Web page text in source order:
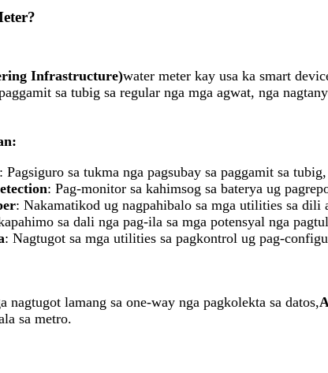
Infrastructure)water meter kay usa ka smart
sa tubig sa regular nga mga agwat, nga
: Pagsiguro sa tukma nga pagsubay sa paggamit sa
: Pag-monitor sa kahimsog sa baterya ug
: Nakamatikod ug nagpahibalo sa mga utilities sa dili
sa dali nga pag-ila sa mga potensyal nga
: Nagtugot sa mga utilities sa pagkontrol ug pag-
nagtugot lamang sa one-way nga pagkolekta sa datos,
sa metro.